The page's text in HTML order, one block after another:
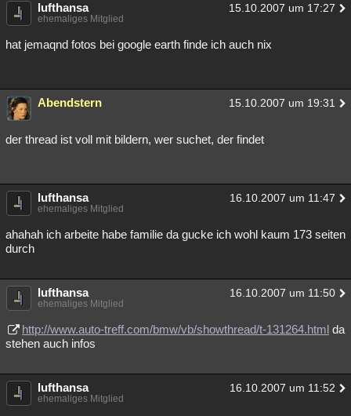
lufthansa 15.10.2007 um 17:27
ehemaliges Mitglied
hat jemaqnd fotos bei google earth finde ich auch nix
Abendstern 15.10.2007 um 19:31
der thread ist voll mit bildern, wer suchet, der findet
lufthansa 16.10.2007 um 11:47
ehemaliges Mitglied
ahahah ich arbeite habe familie da gucke ich wohl kaum 173 seiten
durch
lufthansa 16.10.2007 um 11:50
ehemaliges Mitglied
http://www.auto-treff.com/bmw/vb/showthread/t-131264.html da
stehen auch infos
lufthansa 16.10.2007 um 11:52
ehemaliges Mitglied